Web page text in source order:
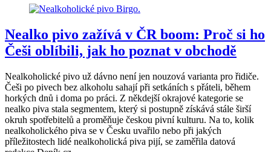
Nealko pivo zažívá v ČR boom: Proč si ho
Češi oblíbili, jak ho poznat v obchodě
Nealkoholické pivo už dávno není jen nouzová varianta pro řidiče.
Češi po pivech bez alkoholu sahají při setkáních s přáteli, během
horkých dnů i doma po práci. Z někdejší okrajové kategorie se
nealko piva stala segmentem, který si postupně získává stále širší
okruh spotřebitelů a proměňuje českou pivní kulturu. Na to, kolik
nealkoholického piva se v Česku uvařilo nebo při jakých
příležitostech lidé nealkoholická piva pijí, se zaměřila datová